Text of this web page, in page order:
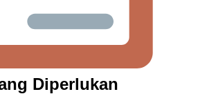
Diperlukan